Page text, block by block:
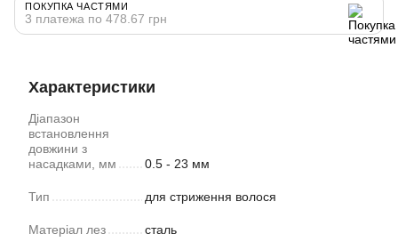
ПОКУПКА ЧАСТЯМИ
3 платежа по 478.67 грн
Характеристики
Діапазон
встановлення
довжини з
насадками, мм
0.5 - 23 мм
Тип для стриження волося
Матеріал лез сталь